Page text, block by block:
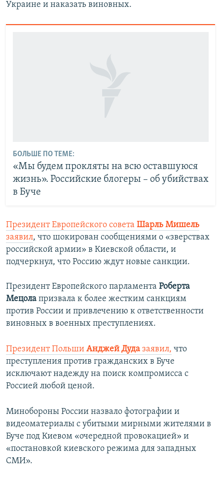
Украине и наказать виновных.
БОЛЬШЕ ПО ТЕМЕ:
«Мы будем прокляты на всю оставшуюся
жизнь». Российские блогеры – об убийствах
в Буче
Президент Европейского совета Шарль Мишель
заявил, что шокирован сообщениями о «зверствах
российской армии» в Киевской области, и
подчеркнул, что Россию ждут новые санкции.
Президент Европейского парламента Роберта
Мецола призвала к более жестким санкциям
против России и привлечению к ответственности
виновных в военных преступлениях.
Президент Польши Анджей Дуда заявил, что
преступления против гражданских в Буче
исключают надежду на поиск компромисса с
Россией любой ценой.
Минобороны России назвало фотографии и
видеоматериалы с убитыми мирными жителями в
Буче под Киевом «очередной провокацией» и
«постановкой киевского режима для западных
СМИ».